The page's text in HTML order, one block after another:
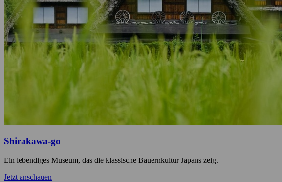
Shirakawa-go
Ein lebendiges Museum, das die klassische Bauernkultur Japans zeigt
Jetzt anschauen